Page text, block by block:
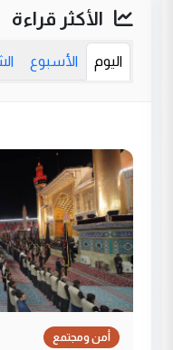
الأكثر قراءة
اليوم الأسبوع
أمن ومجتمع